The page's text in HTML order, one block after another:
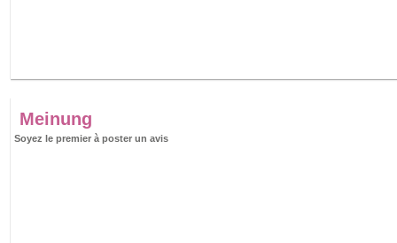
Meinung
Soyez le premier à poster un avis